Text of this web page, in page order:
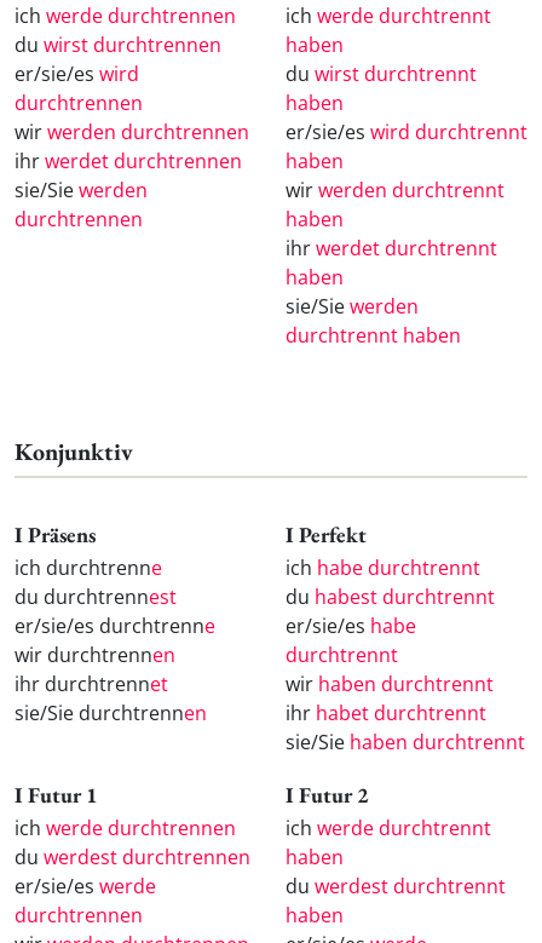
ich werde durchtrennen
du wirst durchtrennen
er/sie/es wird
durchtrennen
wirwerden durchtrennen
ihrwerdet durchtrennen
sie/Siewerden
durchtrennen
ich werde durchtrennt
haben
du wirst durchtrennt
haben
er/sie/es wird durchtrennt
haben
wirwerden durchtrennt
haben
ihrwerdet durchtrennt
haben
sie/Siewerden
durchtrennt haben
Konjunktiv
I Präsens
ich durchtrenne
du durchtrennest
er/sie/es durchtrenne
wir durchtrennen
ihr durchtrennet
sie/Sie durchtrennen
I Perfekt
ich habe durchtrennt
du habest durchtrennt
er/sie/es habe
durchtrennt
wir haben durchtrennt
ihr habet durchtrennt
sie/Sie haben durchtrennt
I Futur 1
ich werde durchtrennen
du werdest durchtrennen
er/sie/es werde
durchtrennen
I Futur 2
ich werde durchtrennt
haben
du werdest durchtrennt
haben